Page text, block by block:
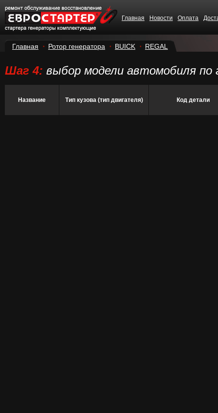
Главная Новости Оплата
Главная Ротор генератора BUICK REGAL
Шаг 4: выбор модели автомобиля по
Название Тип кузова (тип двигателя) Код детали